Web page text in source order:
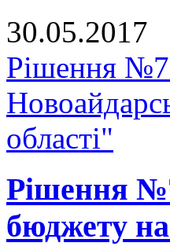
30.05.2017
Рішення
області"
Рішення
бюджету